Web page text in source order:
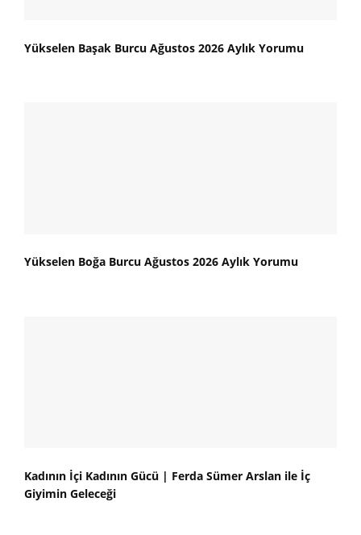
Yükselen Başak Burcu Ağustos 2026 Aylık Yorumu
Yükselen Boğa Burcu Ağustos 2026 Aylık Yorumu
Kadının İçi Kadının Gücü | Ferda Sümer Arslan ile İç
Giyimin Geleceği